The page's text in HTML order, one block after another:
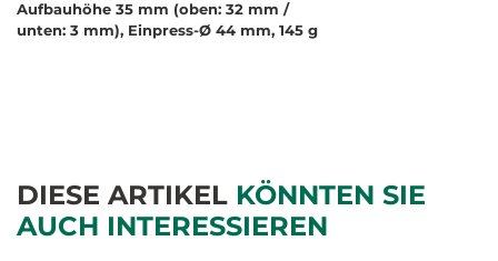
Aufbauhöhe 35 mm (oben: 32 mm /
unten: 3 mm), Einpress-Ø 44 mm, 145 g
DIESE ARTIKEL KÖNNTEN SIE
AUCH INTERESSIEREN